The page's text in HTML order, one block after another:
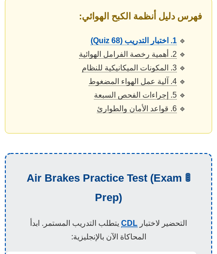
فهرس دليل أنظمة الكبح الهوائي:
🔹 1. اختبار التدريب (Quiz 68)
🔹 2. أهمية رخصة الفرامل الهوائية
🔹 3. المكونات الميكانيكية للنظام
🔹 4. آلية عمل الهواء المضغوط
🔹 5. إجراءات الفحص السبعة
🔹 6. قواعد الأمان والطوارئ
🚦 Air Brakes Practice Test (Exam
Prep)
التحضير لاختبار CDL يتطلب التدريب المستمر. ابدأ
المحاكاة الآن بالإنجليزية: